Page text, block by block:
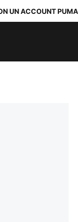
UN ACCOUNT